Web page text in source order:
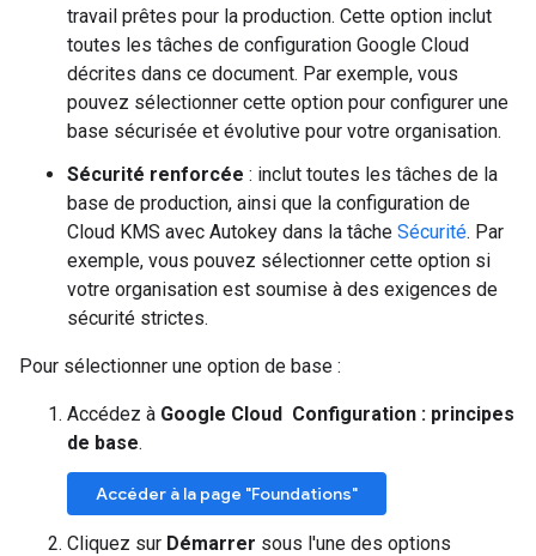
travail prêtes pour la production. Cette option inclut
toutes les tâches de configuration Google Cloud
décrites dans ce document. Par exemple, vous
pouvez sélectionner cette option pour configurer une
base sécurisée et évolutive pour votre organisation.
Sécurité renforcée : inclut toutes les tâches de la
base de production, ainsi que la configuration de
Cloud KMS avec Autokey dans la tâche Sécurité. Par
exemple, vous pouvez sélectionner cette option si
votre organisation est soumise à des exigences de
sécurité strictes.
Pour sélectionner une option de base :
Accédez à Google Cloud Configuration : principes
de base.
Accéder à la page "Foundations"
Cliquez sur Démarrer sous l'une des options